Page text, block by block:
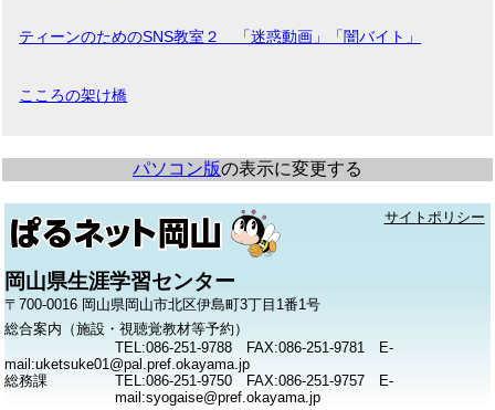
ティーンのためのSNS教室２ 「迷惑動画」「闇バイト」
こころの架け橋
パソコン版の表示に変更する
サイトポリシー
岡山県生涯学習センター
〒700-0016 岡山県岡山市北区伊島町3丁目1番1号
総合案内（施設・視聴覚教材等予約）
TEL:086-251-9788 FAX:086-251-9781 E-
mail:uketsuke01@pal.pref.okayama.jp
総務課
TEL:086-251-9750 FAX:086-251-9757 E-
mail:syogaise@pref.okayama.jp